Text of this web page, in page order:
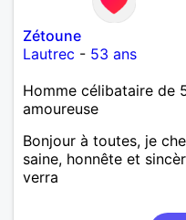
Zétoune
Lautrec - 53 ans
Homme célibataire de
amoureuse
Bonjour à toutes, je
saine, honnête et
verra